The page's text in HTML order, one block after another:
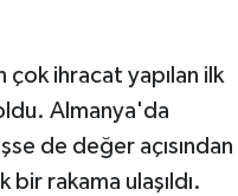
çok ihracat yapılan ilk
Almanya'da
de değer açısından
rakama ulaşıldı.